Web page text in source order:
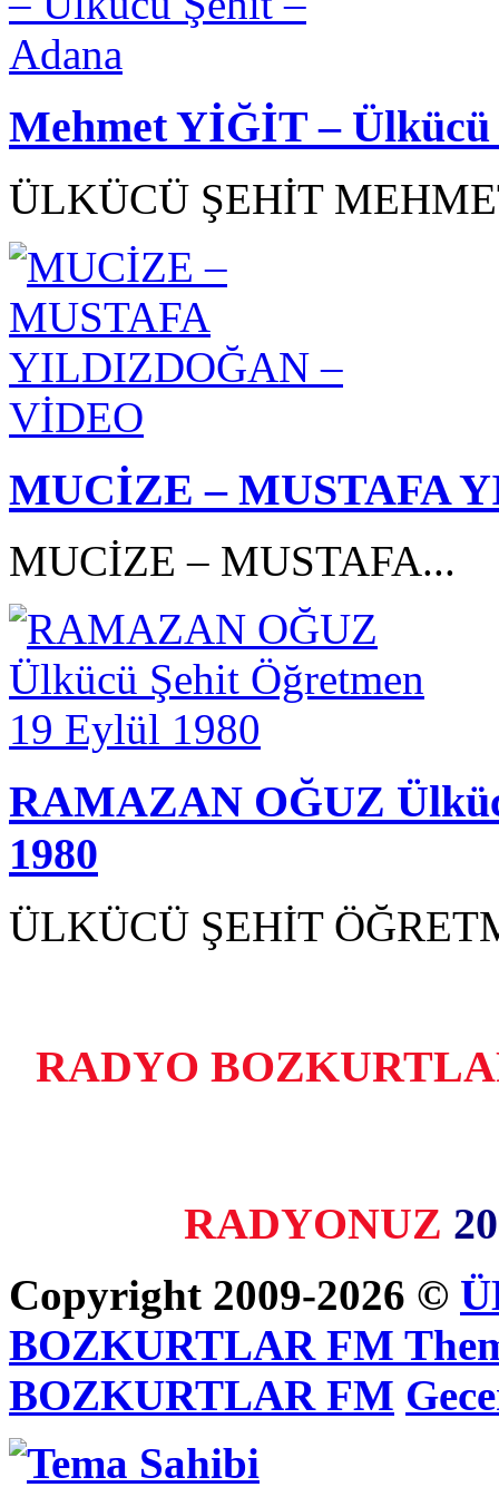
Mehmet YİĞİT – Ülkücü
ÜLKÜCÜ ŞEHİT
MUCİZE – MUSTAFA
MUCİZE – MUSTAFA...
RAMAZAN OĞUZ
1980
ÜLKÜCÜ ŞEHİT
RADYO
RADYONUZ
Copyright 2009-2026 ©
BOZKURTLAR FM
BOZKURTLAR FM